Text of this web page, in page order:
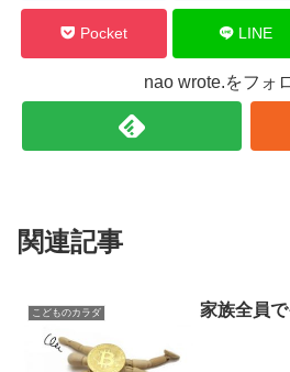
Pocket LINE
nao wrote.をフォ
関連記事
こどものカラダ 家族全員で